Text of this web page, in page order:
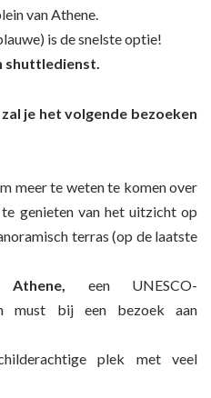
van Athene.
is de snelste optie!
shuttledienst.
je het volgende bezoeken
meer te weten te komen over
genieten van het uitzicht op
terras (op de laatste
een UNESCO-
must bij een bezoek aan
plek met veel